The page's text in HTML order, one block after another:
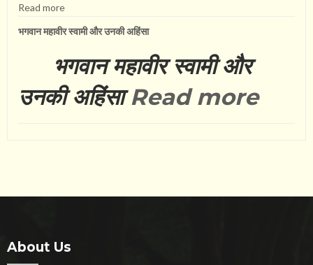
Read more
भगवान महावीर स्वामी और उनकी अहिंसा
भगवान महावीर स्वामी और
उनकी अहिंसा Read more
About Us